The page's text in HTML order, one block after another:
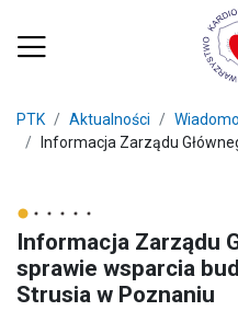
PTK Aktualności
Informacja Zarządu
Informacja Zarządu
sprawie wsparcia
Strusia w Poznaniu